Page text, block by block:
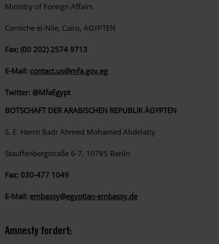
Ministry of Foreign Affairs
Corniche el-Nile, Cairo, ÄGYPTEN
Fax: (00 202) 2574 9713
E-Mail: contact.us@mfa.gov.eg
Twitter: @MfaEgypt
BOTSCHAFT DER ARABISCHEN REPUBLIK ÄGYPTEN
S. E. Herrn Badr Ahmed Mohamed Abdelatty
Stauffenbergstraße 6-7, 10785 Berlin
Fax: 030-477 1049
E-Mail: embassy@egyptian-embassy.de
Amnesty fordert: